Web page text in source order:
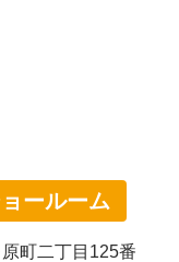
ールーム
町二丁目125番